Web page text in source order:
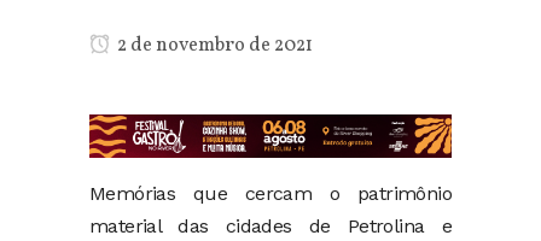
2 de novembro de 2021
Memórias que cercam o patrimônio
material das cidades de Petrolina e